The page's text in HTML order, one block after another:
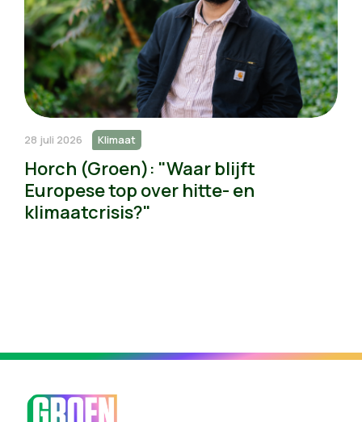
28 juli 2026 Klimaat
Horch (Groen): "Waar blijft
Europese top over hitte- en
klimaatcrisis?"